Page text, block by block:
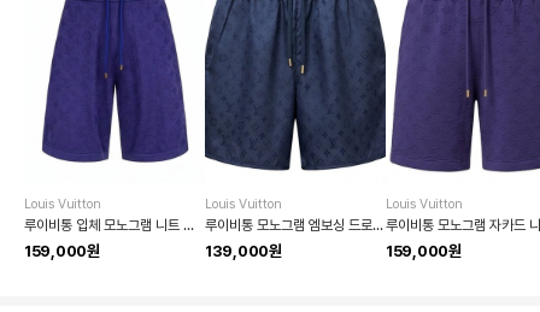
Louis Vuitton
루이비통 입체 모노그램 니트 쇼츠
159,000원
Louis Vuitton
루이비통 모노그램 엠보싱 드로스트링 쇼츠
139,000원
Louis Vuitton
159,000원